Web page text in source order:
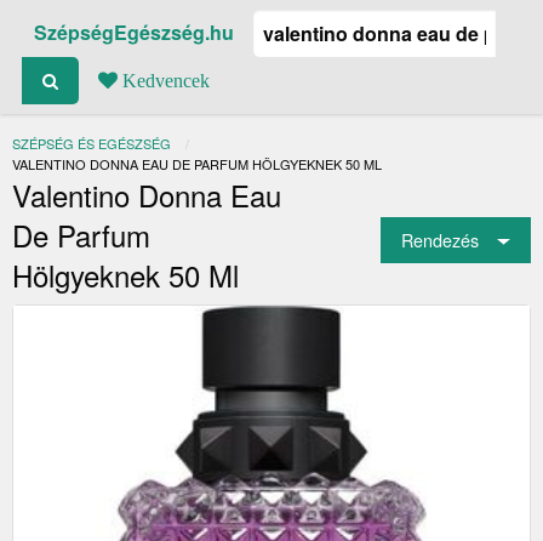
SzépségEgészség.hu
Kedvencek
SZÉPSÉG ÉS EGÉSZSÉG
JELENLEGI:
VALENTINO DONNA EAU DE PARFUM HÖLGYEKNEK 50 ML
Valentino Donna Eau
De Parfum
Hölgyeknek 50 Ml
Rendezés